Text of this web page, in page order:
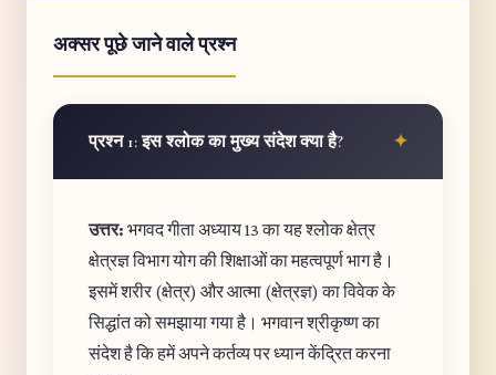
अक्सर पूछे जाने वाले प्रश्न
प्रश्न 1: इस श्लोक का मुख्य संदेश क्या है?
उत्तर: भगवद गीता अध्याय 13 का यह श्लोक क्षेत्र
क्षेत्रज्ञ विभाग योग की शिक्षाओं का महत्वपूर्ण भाग है।
इसमें शरीर (क्षेत्र) और आत्मा (क्षेत्रज्ञ) का विवेक के
सिद्धांत को समझाया गया है। भगवान श्रीकृष्ण का
संदेश है कि हमें अपने कर्तव्य पर ध्यान केंद्रित करना